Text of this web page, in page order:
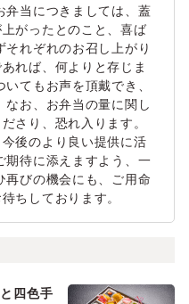
弁当につきましては、蓋
がったとのこと、喜ば
それぞれのお召し上がり
れば、何よりと存じま
てもお声を頂戴でき、
お、お弁当の量に関し
さり、恐れ入ります。
後のより良い提供に活
期待に添えますよう、一
再びの機会にも、ご用命
ちしております。
四色手